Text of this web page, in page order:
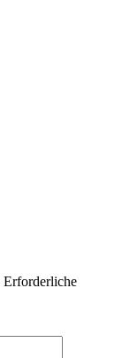
Erforderliche